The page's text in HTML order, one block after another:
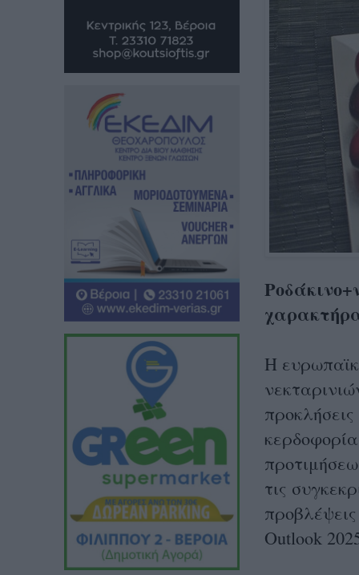
Η
τις
Outlook